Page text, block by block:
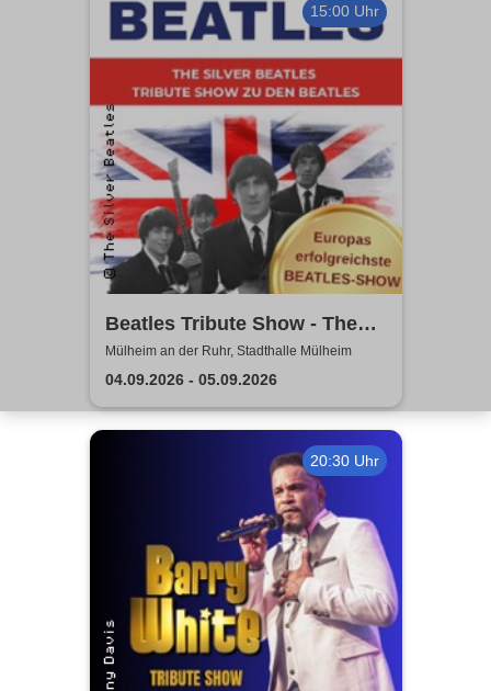
15:00 Uhr
Beatles Tribute Show - The
Silver Beatles
Mülheim an der Ruhr, Stadthalle Mülheim
04.09.2026 - 05.09.2026
20:30 Uhr